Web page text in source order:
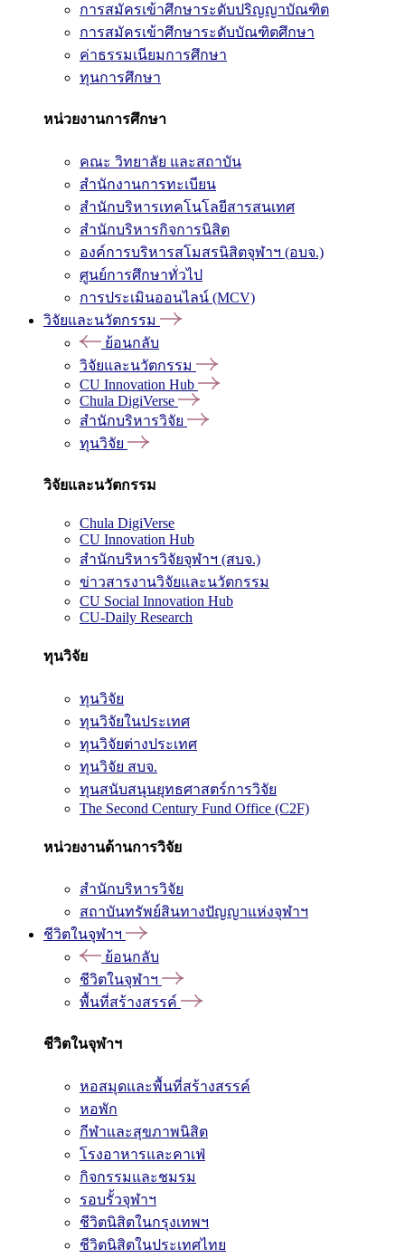
การสมัครเข้าศึกษาระดับปริญญาบัณฑิต
การสมัครเข้าศึกษาระดับบัณฑิตศึกษา
ค่าธรรมเนียมการศึกษา
ทุนการศึกษา
หน่วยงานการศึกษา
คณะ วิทยาลัย และสถาบัน
สำนักงานการทะเบียน
สำนักบริหารเทคโนโลยีสารสนเทศ
สำนักบริหารกิจการนิสิต
องค์การบริหารสโมสรนิสิตจุฬาฯ (อบจ.)
ศูนย์การศึกษาทั่วไป
การประเมินออนไลน์ (MCV)
วิจัยและนวัตกรรม
ย้อนกลับ
วิจัยและนวัตกรรม
CU Innovation Hub
Chula DigiVerse
สำนักบริหารวิจัย
ทุนวิจัย
วิจัยและนวัตกรรม
Chula DigiVerse
CU Innovation Hub
สำนักบริหารวิจัยจุฬาฯ (สบจ.)
ข่าวสารงานวิจัยและนวัตกรรม
CU Social Innovation Hub
CU-Daily Research
ทุนวิจัย
ทุนวิจัย
ทุนวิจัยในประเทศ
ทุนวิจัยต่างประเทศ
ทุนวิจัย สบจ.
ทุนสนับสนุนยุทธศาสตร์การวิจัย
The Second Century Fund Office (C2F)
หน่วยงานด้านการวิจัย
สำนักบริหารวิจัย
สถาบันทรัพย์สินทางปัญญาแห่งจุฬาฯ
ชีวิตในจุฬาฯ
ย้อนกลับ
ชีวิตในจุฬาฯ
พื้นที่สร้างสรรค์
ชีวิตในจุฬาฯ
หอสมุดและพื้นที่สร้างสรรค์
หอพัก
กีฬาและสุขภาพนิสิต
โรงอาหารและคาเฟ่
กิจกรรมและชมรม
รอบรั้วจุฬาฯ
ชีวิตนิสิตในกรุงเทพฯ
ชีวิตนิสิตในประเทศไทย